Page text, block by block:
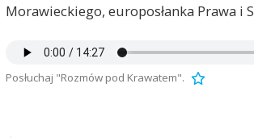
Morawieckiego, europosłanka Prawa i
Posłuchaj "Rozmów pod Krawatem".